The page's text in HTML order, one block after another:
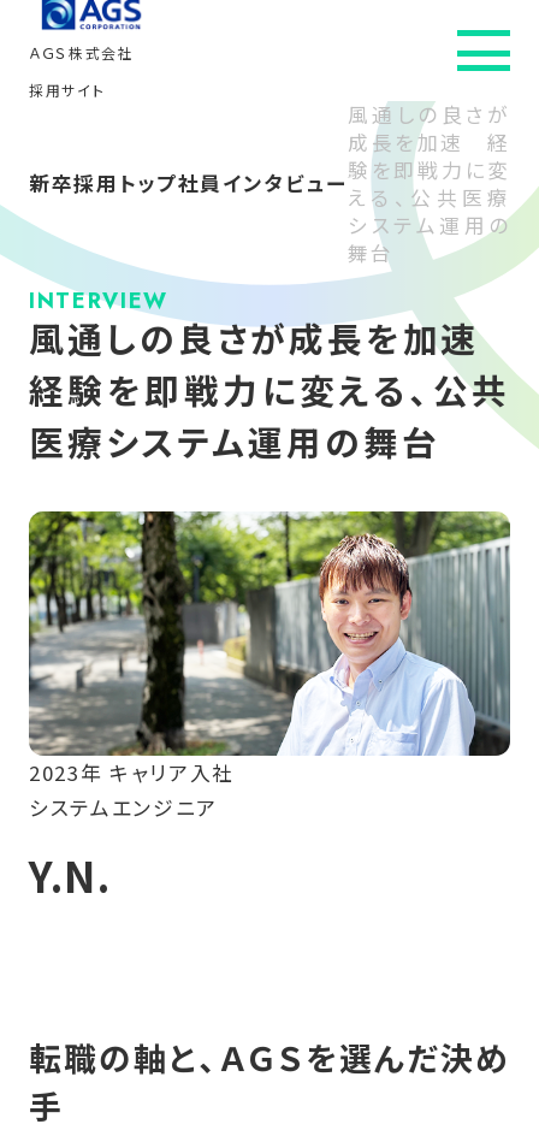
ＡＧＳ株式会社
採用サイト
社員インタビュー
仕事・人を知る
働き方を知る
採用情報
会社情報
募集要項
新卒採用トップ社員インタビュー
風通しの良さが
成長を加速 経
験を即戦力に変
える、公共医療
システム運用の
舞台
INTERVIEW
風通しの良さが成長を加速
経験を即戦力に変える、公共
医療システム運用の舞台
2023年 キャリア入社
システムエンジニア
Y.N.
転職の軸と、ＡＧＳを選んだ決め
手